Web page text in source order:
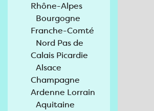
Rhône-Alpes
Bourgogne
Franche-Comté
Nord Pas de
Calais Picardie
Alsace
Champagne
Ardenne Lorrain
Aquitaine